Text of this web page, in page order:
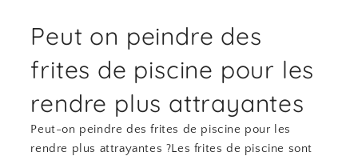
Peut on peindre des
frites de piscine pour les
rendre plus attrayantes
Peut-on peindre des frites de piscine pour les
rendre plus attrayantes ?Les frites de piscine sont